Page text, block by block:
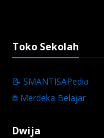
Toko Sekolah
📝 SMANTISAPedia
🌐 Merdeka Belajar
Dwija